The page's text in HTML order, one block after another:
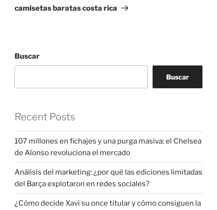
entrada
camisetas baratas costa rica
Buscar
Buscar
Recent Posts
107 millones en fichajes y una purga masiva: el Chelsea
de Alonso revoluciona el mercado
Análisis del marketing: ¿por qué las ediciones limitadas
del Barça explotaron en redes sociales?
¿Cómo decide Xavi su once titular y cómo consiguen la